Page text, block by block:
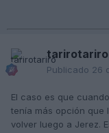
tarirotariro
Publicado 26
El caso es que
tenía más opción que
volver luego a Jerez.